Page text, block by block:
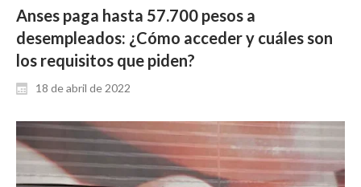
Anses paga hasta 57.700 pesos a
desempleados: ¿Cómo acceder y cuáles son
los requisitos que piden?
18 de abril de 2022